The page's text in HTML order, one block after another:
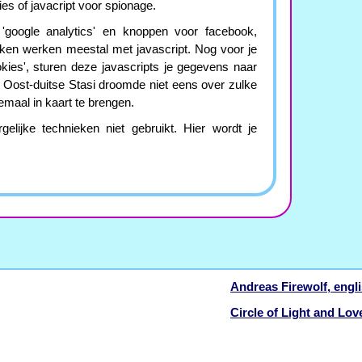
of javacript voor spionage.
analytics' en knoppen voor facebook,
werken meestal met javascript. Nog voor je
sturen deze javascripts je gegevens naar
duitse Stasi droomde niet eens over zulke
in kaart te brengen.
technieken niet gebruikt. Hier wordt je
Andreas Firewolf,
Circle of Light and